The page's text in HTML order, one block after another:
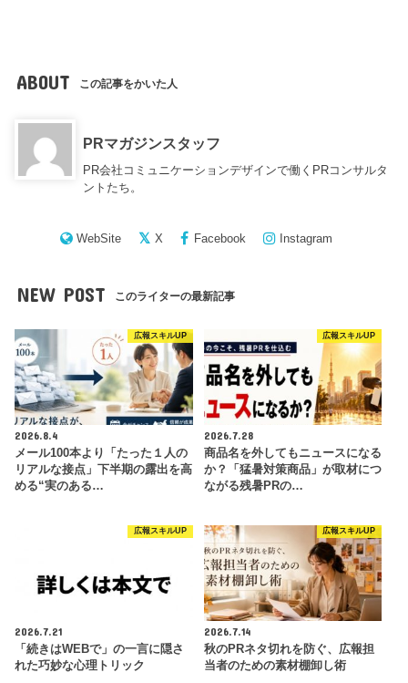
ABOUT この記事をかいた人
PRマガジンスタッフ
PR会社コミュニケーションデザインで働くPRコンサルタ
ントたち。
WebSite X Facebook Instagram
NEW POST このライターの最新記事
広報スキルUP
2026.8.4
メール100本より「たった１人の
リアルな接点」下半期の露出を高
める“実のある…
広報スキルUP
2026.7.28
商品名を外してもニュースになる
か？「猛暑対策商品」が取材につ
ながる残暑PRの…
広報スキルUP
2026.7.21
「続きはWEBで」の一言に隠さ
れた巧妙な心理トリック
広報スキルUP
2026.7.14
秋のPRネタ切れを防ぐ、広報担
当者のための素材棚卸し術